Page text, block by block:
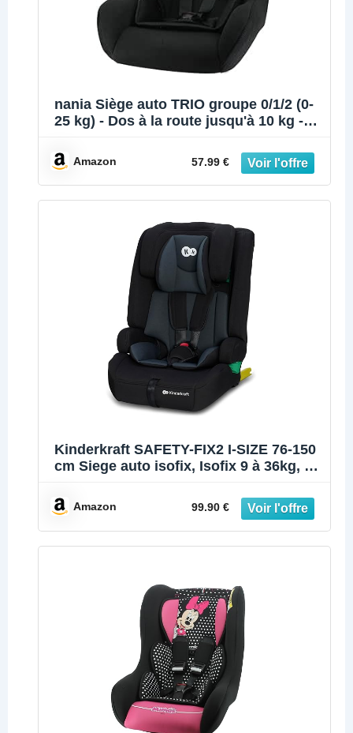
nania Siège auto TRIO groupe 0/1/2 (0-
25 kg) - Dos à la route jusqu'à 10 kg -
Amazon 57.99 €
Kinderkraft SAFETY-FIX2 I-SIZE 76-150
cm Siege auto isofix, Isofix 9 à 36kg, de
sécurité, L'Appui-tête réglage, Siège
profond, Harnais à 5 points, Insert
modulaire, Noir
Amazon 99.90 €